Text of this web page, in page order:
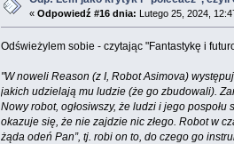
« Odpowiedź #16 dnia: Lutego 25, 2024,
Odświeżylem sobie - czytając "Fantastykę i
"W noweli Reason (z I, Robot Asimova)
jakich udzielają mu ludzie (że go zbudowali).
Nowy robot, ogłosiwszy, że ludzi i jego pospołu
okazuje się, że nie zajdzie nic złego. Robot w
żąda odeń Pan”, tj. robi on to, do czego go